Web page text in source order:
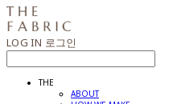
LOG IN 로그인
THE
ABOUT